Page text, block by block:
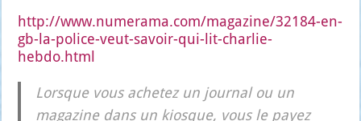
http://www.numerama.com/magazine/32184-en-
gb-la-police-veut-savoir-qui-lit-charlie-
hebdo.html
Lorsque vous ache­tez un jour­nal ou un
maga­zine dans un kiosque, vous le payez